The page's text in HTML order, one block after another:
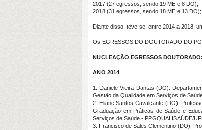
2017 (27 egressos, sendo 19 ME e 8 DO);
2018 (31 egressos, sendo 18 ME e 13 DO);
Diante disso, teve-se, entre 2014 a 2018,
Os EGRESSOS DO DOUTORADO DO
NUCLEAÇÃO EGRESSOS
ANO 2014
1. Daniele Vieira Dantas (DO):
Gestão da Qualidade em Serviços de
2. Eliane Santos Cavalcante (DO):
Graduação em Práticas de Saúde e
Serviços de Saúde - PPGQUALISAÚDE/
3. Francisco de Sales Clementino (DO):